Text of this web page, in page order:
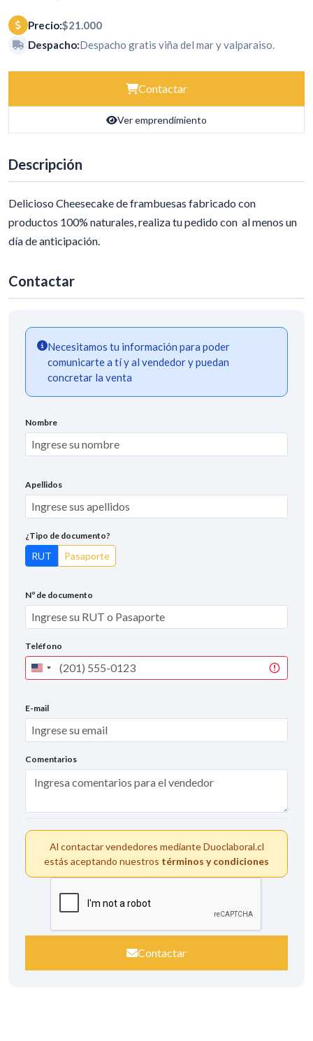
Precio:$21.000
Despacho:Despacho gratis viña del mar y valparaiso.
Contactar
Ver emprendimiento
Descripción
Delicioso Cheesecake de frambuesas fabricado con
productos 100% naturales, realiza tu pedido con al menos un
día de anticipación.
Contactar
Necesitamos tu información para poder
comunicarte a tí y al vendedor y puedan
concretar la venta
Nombre
Apellidos
¿Tipo de documento?
RUT Pasaporte
Nº de documento
Teléfono
United
States
E-mail
Comentarios
Al contactar vendedores mediante Duoclaboral.cl
estás aceptando nuestros términos y condiciones
Contactar